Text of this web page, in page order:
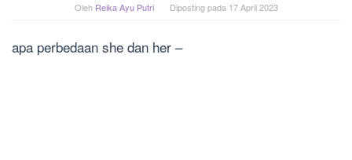
Oleh Reika Ayu Putri Diposting pada 17 April 2023
apa perbedaan she dan her –